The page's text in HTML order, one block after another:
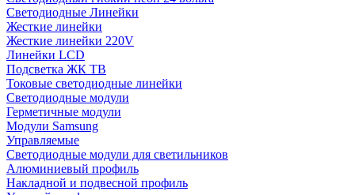
Светодиодные Линейки
Жесткие линейки
Жесткие линейки 220V
Линейки LCD
Подсветка ЖК ТВ
Токовые светодиодные линейки
Светодиодные модули
Герметичные модули
Модули Samsung
Управляемые
Светодиодные модули для светильников
Алюминиевый профиль
Накладной и подвесной профиль